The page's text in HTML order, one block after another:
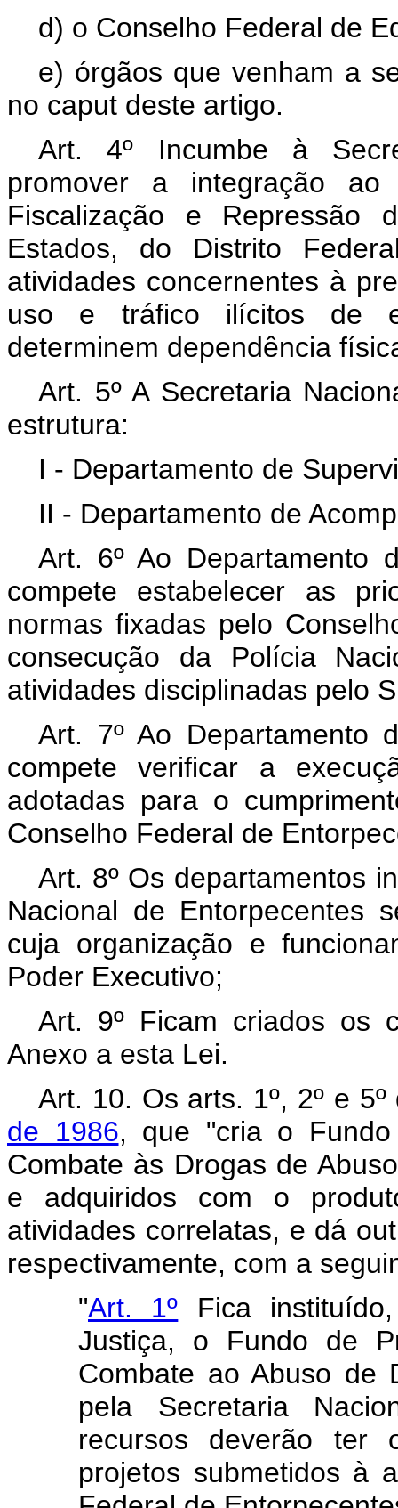
d) o Conselho Federal de
e) órgãos que venham a
no caput deste artigo.
Art. 4º Incumbe à
promover a integração ao
Fiscalização e Repressão
Estados, do Distrito
atividades concernentes à
uso e tráfico ilícitos de
determinem dependência
Art. 5º A Secretaria
estrutura:
I - Departamento de
II - Departamento de
Art. 6º Ao Departamento
compete estabelecer as
normas fixadas pelo
consecução da Polícia
atividades disciplinadas pelo
Art. 7º Ao Departamento
compete verificar a
adotadas para o
Conselho Federal de
Art. 8º Os departamentos
Nacional de Entorpecentes
cuja organização e
Poder Executivo;
Art. 9º Ficam criados os
Anexo a esta Lei.
Art. 10. Os arts. 1º, 2º e
de 1986, que "cria o
Combate às Drogas de
e adquiridos com o
atividades correlatas, e dá
respectivamente, com a
"Art. 1º Fica
Justiça, o Fundo de
Combate ao Abuso de
pela Secretaria
recursos deverão
projetos submetidos à